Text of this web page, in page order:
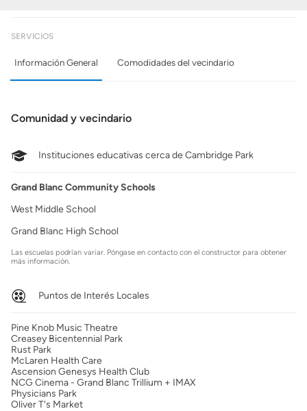
SERVICIOS
Información General Comodidades del vecindario
Comunidad y vecindario
Instituciones educativas cerca de Cambridge Park
Grand Blanc Community Schools
West Middle School
Grand Blanc High School
Las escuelas podrían variar. Póngase en contacto con el constructor para obtener
más información.
Puntos de Interés Locales
Pine Knob Music Theatre
Creasey Bicentennial Park
Rust Park
McLaren Health Care
Ascension Genesys Health Club
NCG Cinema - Grand Blanc Trillium + IMAX
Physicians Park
Oliver T's Market